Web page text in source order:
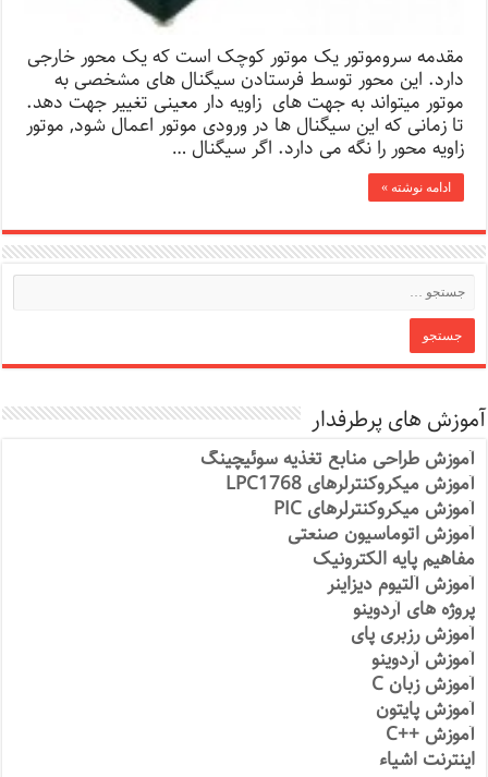
مقدمه سروموتور یک موتور کوچک است که یک محور خارجی
دارد. این محور توسط فرستادن سیگنال های مشخصی به
موتور میتواند به جهت های زاویه دار معینی تغییر جهت دهد.
تا زمانی که این سیگنال ها در ورودی موتور اعمال شود, موتور
زاویه محور را نگه می دارد. اگر سیگنال …
ادامه نوشته »
آموزش های پرطرفدار
آموزش طراحی منابع تغذیه سوئیچینگ
آموزش میکروکنترلرهای LPC1768
آموزش میکروکنترلرهای PIC
آموزش اتوماسیون صنعتی
مفاهیم پایه الکترونیک
آموزش آلتیوم دیزاینر
پروژه های آردوینو
آموزش رزبری پای
آموزش آردوینو
آموزش زبان C
آموزش پایتون
آموزش ++C
اینترنت اشیاء